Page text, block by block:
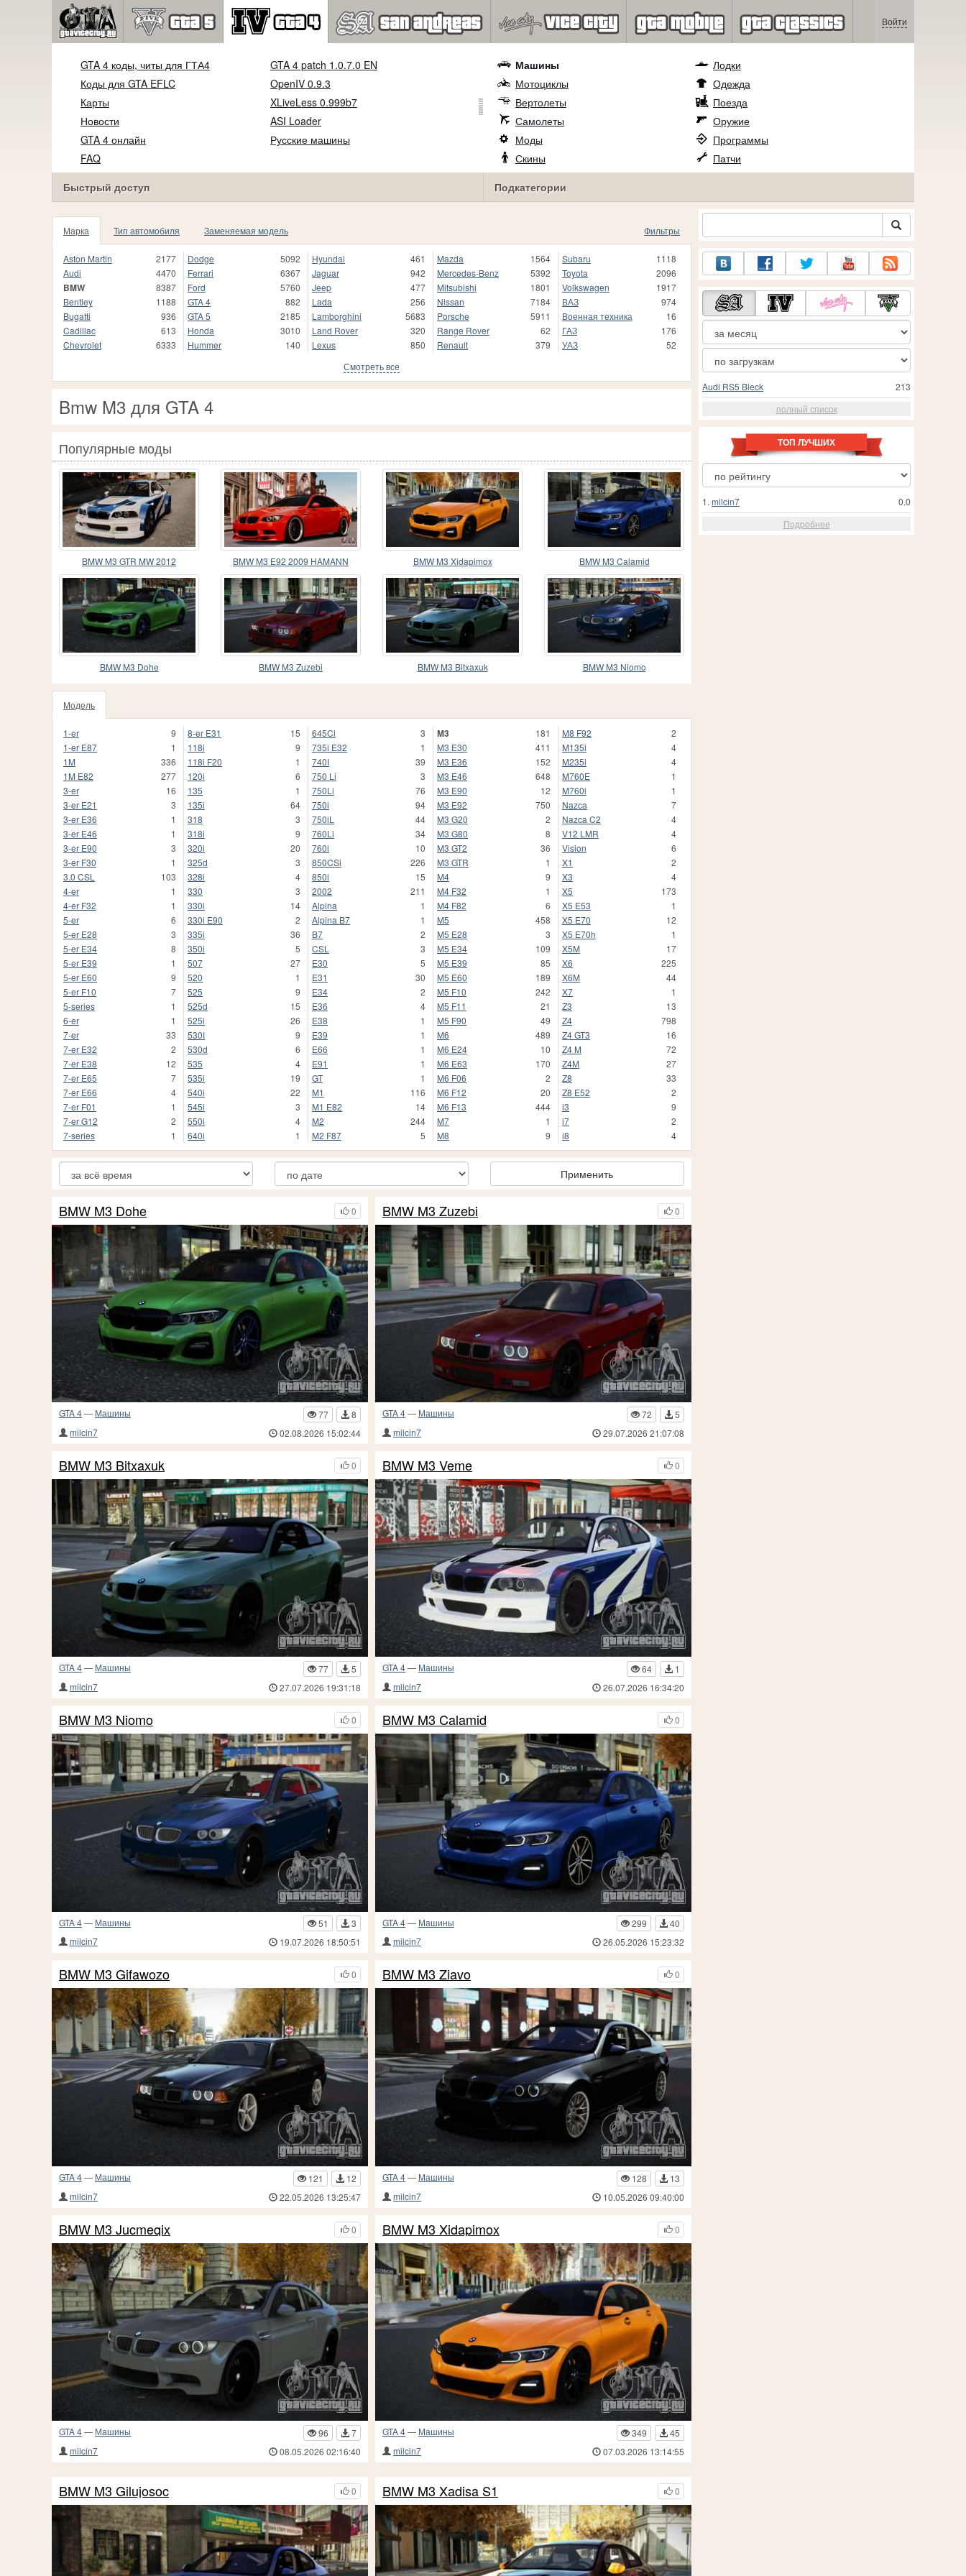
Войти
GTA 4 коды, читы для ГТА4
Коды для GTA EFLC
Карты
Новости
GTA 4 онлайн
FAQ
GTA 4 patch 1.0.7.0 EN
OpenIV 0.9.3
XLiveLess 0.999b7
ASI Loader
Русские машины
Быстрый доступ
Машины
Мотоциклы
Вертолеты
Самолеты
Моды
Скины
Лодки
Одежда
Поезда
Оружие
Программы
Патчи
Подкатегории
Марка Тип автомобиля Заменяемая модель Фильтры
Aston Martin
2177
Audi
4470
BMW
8387
Bentley
1188
Bugatti
936
Cadillac
613
Chevrolet
6333
Dodge
5092
Ferrari
6367
Ford
5760
GTA 4
882
GTA 5
2185
Honda
3010
Hummer
140
Hyundai
461
Jaguar
942
Jeep
477
Lada
256
Lamborghini
5683
Land Rover
320
Lexus
850
Mazda
1564
Mercedes-Benz
5392
Mitsubishi
1801
Nissan
7184
Porsche
5911
Range Rover
62
Renault
379
Subaru
1118
Toyota
2096
Volkswagen
1917
ВАЗ
974
Военная техника
16
ГАЗ
176
УАЗ
52
Смотреть все
Bmw M3 для GTA 4
Популярные моды
BMW M3 GTR MW 2012 BMW M3 E92 2009 HAMANN BMW M3 Xidapimox BMW M3 Calamid
BMW M3 Dohe BMW M3 Zuzebi BMW M3 Bitxaxuk BMW M3 Niomo
Модель
1-er
9
1-er E87
1
1M
336
1M E82
277
3-er
16
3-er E21
3
3-er E36
1
3-er E46
1
3-er E90
3
3-er F30
1
3.0 CSL
103
4-er
1
4-er F32
1
5-er
6
5-er E28
3
5-er E34
8
5-er E39
1
5-er E60
9
5-er F10
7
5-series
1
6-er
1
7-er
33
7-er E32
2
7-er E38
12
7-er E65
7
7-er E66
4
7-er F01
1
7-er G12
2
7-series
1
8-er E31
15
118i
9
118i F20
1
120i
6
135
1
135i
64
318
3
318i
9
320i
20
325d
3
328i
4
330
3
330i
14
330i E90
2
335i
36
350i
5
507
27
520
1
525
9
525d
15
525i
26
530I
9
530d
6
535
4
535i
19
540i
22
545i
3
550i
4
640i
1
645Ci
3
735i E32
1
740I
39
750 Li
3
750Li
76
750i
94
750iL
44
760Li
34
760i
10
850CSi
226
850i
15
2002
211
Alpina
1
Alpina B7
1
B7
2
CSL
3
E30
5
E31
30
E34
2
E36
4
E38
1
E39
1
E66
1
E91
1
GT
1
M1
116
M1 E82
14
M2
244
M2 F87
5
M3
181
M3 E30
411
M3 E36
152
M3 E46
648
M3 E90
12
M3 E92
750
M3 G20
2
M3 G80
8
M3 GT2
36
M3 GTR
1
M4
9
M4 F32
1
M4 F82
6
M5
458
M5 E28
3
M5 E34
109
M5 E39
85
M5 E60
189
M5 F10
242
M5 F11
21
M5 F90
49
M6
489
M6 E24
10
M6 E63
170
M6 F06
2
M6 F12
20
M6 F13
444
M7
1
M8
9
M8 F92
2
M135i
4
M235i
4
M760E
1
M760i
1
Nazca
7
Nazca C2
4
V12 LMR
4
Vision
6
X1
2
X3
4
X5
173
X5 E53
1
X5 E70
12
X5 E70h
1
X5M
17
X6
225
X6M
44
X7
1
Z3
13
Z4
798
Z4 GT3
16
Z4 M
72
Z4M
27
Z8
33
Z8 E52
2
i3
9
i7
2
i8
4
Применить
0
BMW M3 Dohe
GTA 4— Машины 77
8
milcin7
02.08.2026 15:02:44
0
BMW M3 Zuzebi
GTA 4— Машины 72
5
milcin7
29.07.2026 21:07:08
0
BMW M3 Bitxaxuk
GTA 4— Машины 77
5
milcin7
27.07.2026 19:31:18
0
BMW M3 Veme
GTA 4— Машины 64
1
milcin7
26.07.2026 16:34:20
0
BMW M3 Niomo
GTA 4— Машины 51
3
milcin7
19.07.2026 18:50:51
0
BMW M3 Calamid
GTA 4— Машины 299
40
milcin7
26.05.2026 15:23:32
0
BMW M3 Gifawozo
GTA 4— Машины 121
12
milcin7
22.05.2026 13:25:47
0
BMW M3 Ziavo
GTA 4— Машины 128
13
milcin7
10.05.2026 09:40:00
0
BMW M3 Jucmeqix
GTA 4— Машины 96
7
milcin7
08.05.2026 02:16:40
0
BMW M3 Xidapimox
GTA 4— Машины 349
45
milcin7
07.03.2026 13:14:55
0
BMW M3 Gilujosoc 0
BMW M3 Xadisa S1
213
Audi RS5 Bleck
полный список
ТОП ЛУЧШИХ
0.0
1. milcin7
Подробнее